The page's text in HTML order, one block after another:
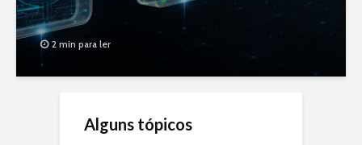
2 min para ler
Alguns tópicos